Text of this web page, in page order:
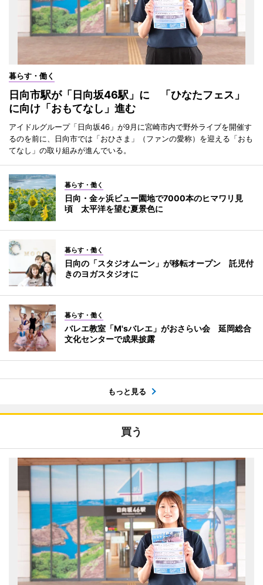
暮らす・働く
日向市駅が「日向坂46駅」に 「ひなたフェス」
に向け「おもてなし」進む
アイドルグループ「日向坂46」が9月に宮崎市内で野外ライブを開催す
るのを前に、日向市では「おひさま」（ファンの愛称）を迎える「おも
てなし」の取り組みが進んでいる。
暮らす・働く
日向・金ヶ浜ビュー園地で7000本のヒマワリ見
頃 太平洋を望む夏景色に
暮らす・働く
日向の「スタジオムーン」が移転オープン 託児付
きのヨガスタジオに
暮らす・働く
バレエ教室「M'sバレエ」がおさらい会 延岡総合
文化センターで成果披露
もっと見る
買う